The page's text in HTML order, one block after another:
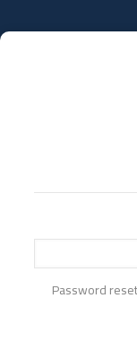
Password